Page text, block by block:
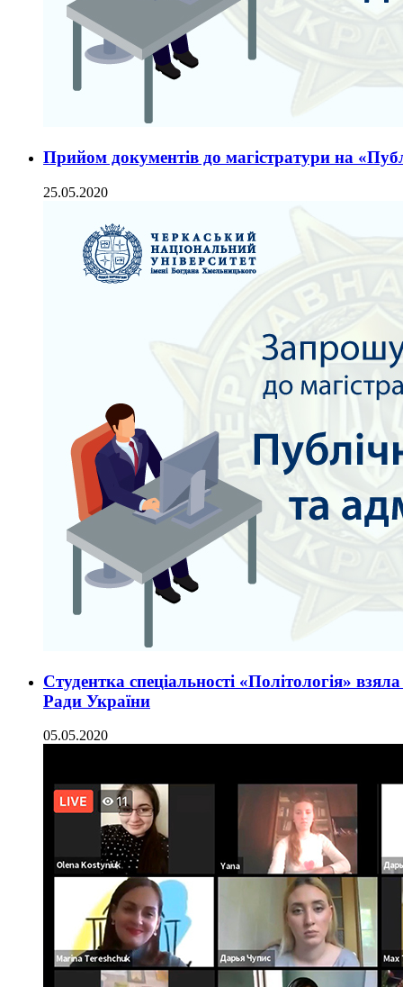
Прийом документів до магістратури на
25.05.2020
Студентка спеціальності «Політологія»
Ради України
05.05.2020